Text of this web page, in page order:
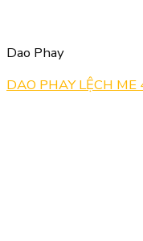
Dao Phay
DAO PHAY LỆCH